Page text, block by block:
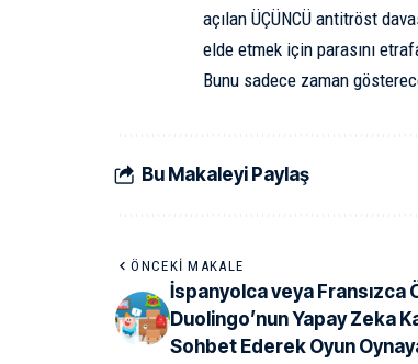
açılan ÜÇÜNCÜ antitröst
elde etmek için parasını
Bunu sadece zaman
Bu Makaleyi Paylaş
ÖNCEKI MAKALE
İspanyolca veya Fransızca
Duolingo’nun Yapay Zeka
Sohbet Ederek Oyun